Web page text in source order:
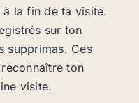
à la fin de ta visite.
sur ton
supprimas. Ces
ton
visite.